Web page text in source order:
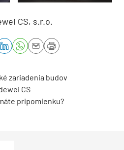
CS, s.r.o.
zariadenia budov
CS
pripomienku?